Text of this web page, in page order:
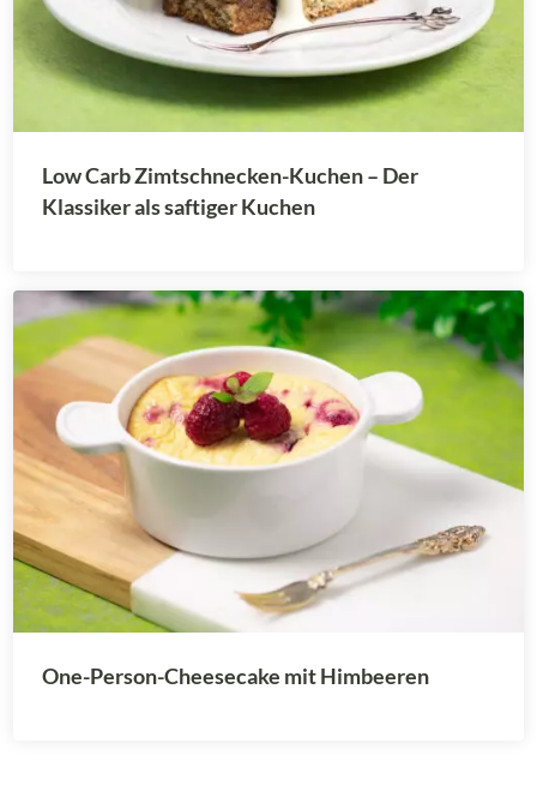
Low Carb Zimtschnecken-Kuchen – Der
Klassiker als saftiger Kuchen
One-Person-Cheesecake mit Himbeeren